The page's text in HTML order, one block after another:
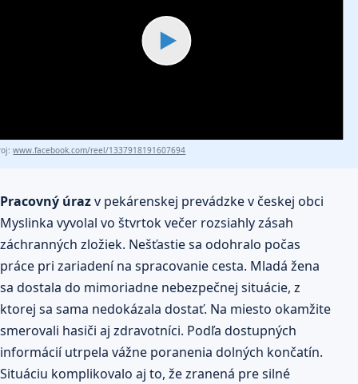
▶
www.facebook.com/reel/1337918191607694
Pracovný úrazv pekárenskej prevádzke v českej obci
Myslinka vyvolal vo štvrtok večer rozsiahly zásah
záchranných zložiek. Nešťastie sa odohralo počas
práce pri zariadení na spracovanie cesta. Mladá žena
sa dostala do mimoriadne nebezpečnej situácie, z
ktorej sa sama nedokázala dostať. Na miesto okamžite
smerovali hasiči aj zdravotníci. Podľa dostupných
informácií utrpela vážne poranenia dolných končatín.
Situáciu komplikovalo aj to, že zranená pre silné